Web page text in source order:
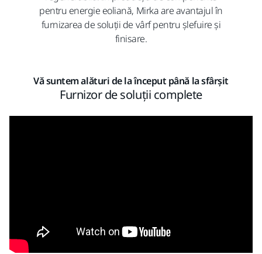
pentru energie eoliană, Mirka are avantajul în
furnizarea de soluții de vârf pentru șlefuire și
finisare.
Vă suntem alături de la început până la sfârșit
Furnizor de soluții complete